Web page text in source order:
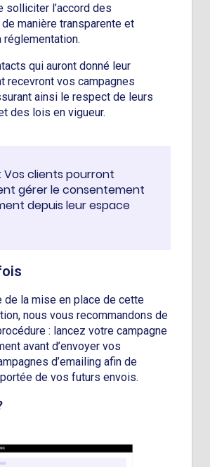
solliciter l’accord des
manière transparente et
réglementation.
qui auront donné leur
recevront vos campagnes
ainsi le respect de leurs
des lois en vigueur.
Vos clients pourront
gérer le consentement
depuis leur espace
de la mise en place de cette
nous vous recommandons de
: lancez votre campagne
avant d’envoyer vos
d’emailing afin de
de vos futurs envois.